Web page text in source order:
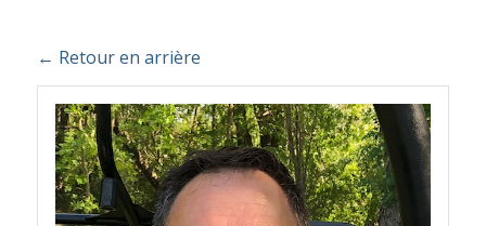
← Retour en arrière